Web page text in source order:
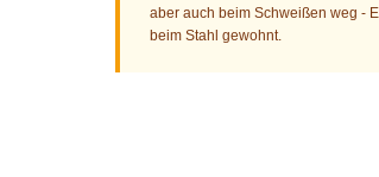
aber auch beim Schweißen weg -
beim Stahl gewohnt.